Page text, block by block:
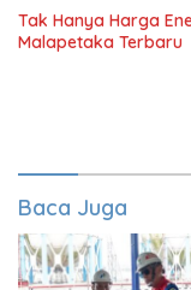
Tak Hanya Harga
Malapetaka Terbaru
Baca Juga